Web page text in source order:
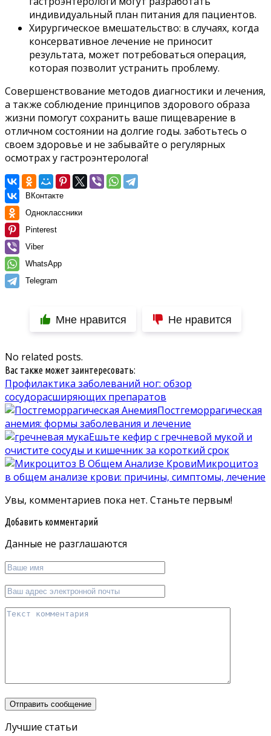
индивидуальный план питания для пациентов.
Хирургическое вмешательство: в случаях, когда
консервативное лечение не приносит
результата, может потребоваться операция,
которая позволит устранить проблему.
Совершенствование методов диагностики и лечения,
а также соблюдение принципов здорового образа
жизни помогут сохранить ваше пищеварение в
отличном состоянии на долгие годы. заботьтесь о
своем здоровье и не забывайте о регулярных
осмотрах у гастроэнтеролога!
ВКонтакте
Одноклассники
Pinterest
Viber
WhatsApp
Telegram
Мне нравится Не нравится
No related posts.
Вас также может заинтересовать:
Профилактика заболеваний ног: обзор
сосудорасширяющих препаратов
Постгеморрагическая
анемия: формы заболевания и лечение
Ешьте кефир с гречневой мукой и
очистите сосуды и кишечник за короткий срок
Микроцитоз
в общем анализе крови: причины, симптомы, лечение
Увы, комментариев пока нет. Станьте первым!
Добавить комментарий
Данные не разглашаются
Лучшие статьи